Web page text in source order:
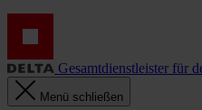
Gesamtdienstleister für
Menü schließen